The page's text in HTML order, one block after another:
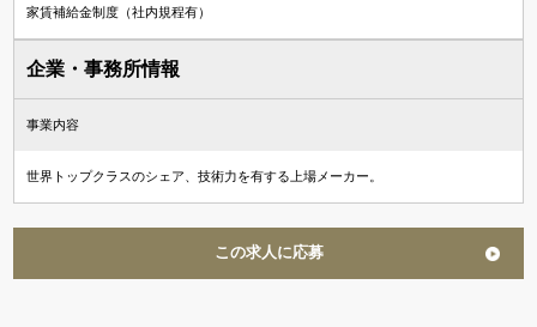
家賃補給金制度（社内規程有）
企業・事務所情報
事業内容
世界トップクラスのシェア、技術力を有する上場メーカー。
この求人に応募